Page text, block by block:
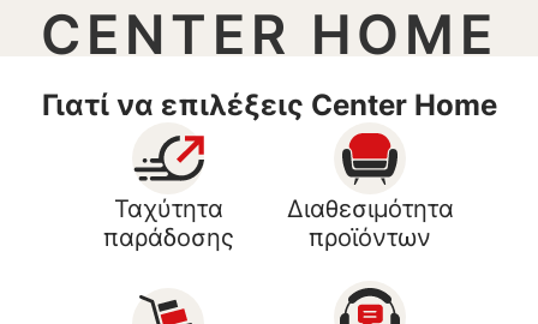
CENTER HOME
Γιατί να επιλέξεις Center Home
Ταχύτητα
παράδοσης
Διαθεσιμότητα
προϊόντων